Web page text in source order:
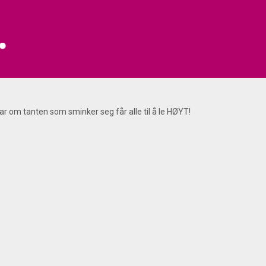
om tanten som sminker seg får alle til å le HØYT!